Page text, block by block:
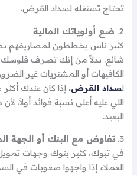
تحتاج تستغله لسداد القرض.
2. ضع أولوياتك المالية
كثير ناس يخططون لمصاريفهم
شائع. بدلاً من إنك تصرف فلوسك
الكافيهات أو المشتريات غير
لسداد القرض. إذا كان عندك
اللي عليه أعلى نسبة فوائد أولاً،
البعيد.
3. تفاوض مع البنك أو الجهة
في تبوك، كثير بنوك وجهات
العملاء إذا واجهوا صعوبات في